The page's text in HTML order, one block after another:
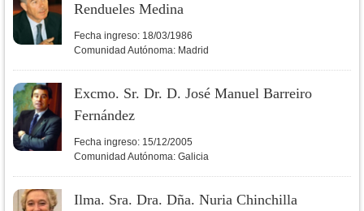
Rendueles Medina
Fecha ingreso: 18/03/1986
Comunidad Autónoma: Madrid
Excmo. Sr. Dr. D. José Manuel Barreiro
Fernández
Fecha ingreso: 15/12/2005
Comunidad Autónoma: Galicia
Ilma. Sra. Dra. Dña. Nuria Chinchilla